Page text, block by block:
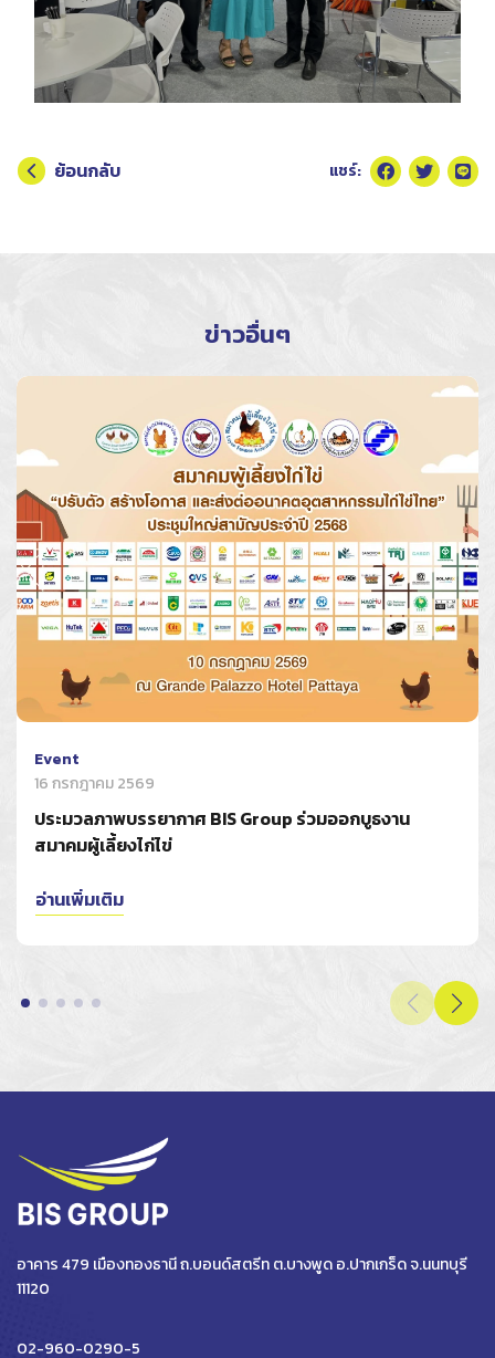
ย้อนกลับ แชร์:
ข่าวอื่นๆ
Event
16 กรกฎาคม 2569
ประมวลภาพบรรยากาศ BIS Group ร่วมออกบูธงาน
สมาคมผู้เลี้ยงไก่ไข่
อ่านเพิ่มเติม
อาคาร 479 เมืองทองธานี ถ.บอนด์สตรีท ต.บางพูด อ.ปากเกร็ด จ.นนทบุรี
11120
02-960-0290-5